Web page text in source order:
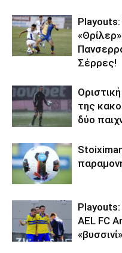
Σέρρες!
της
δύο
AEL FC
«βυσσινί»